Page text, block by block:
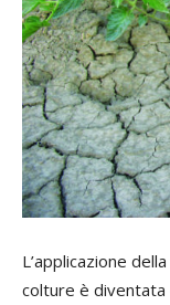
L’applicazione
colture è diventata